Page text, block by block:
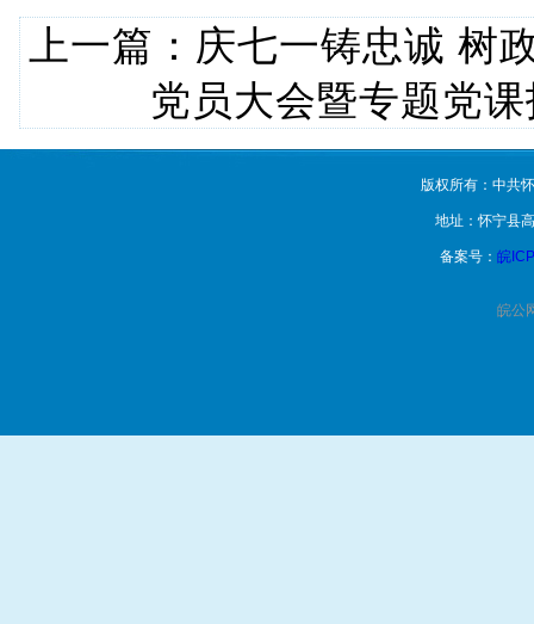
上一篇： 庆七一铸忠诚 树
党员大会暨专题党
版权所有：中共
地址：怀宁县
备案号： 皖
皖公